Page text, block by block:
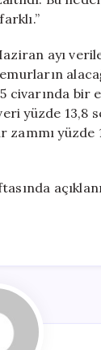
ayı
bir
yüzde 13,8
yüzde